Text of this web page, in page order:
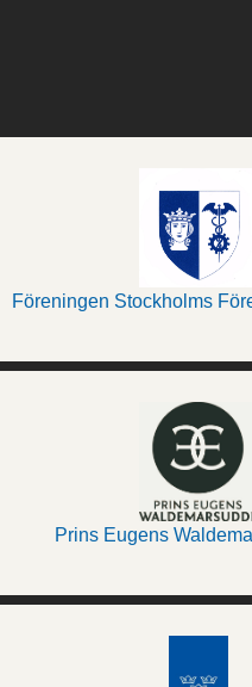
Föreningen Stockholms
Prins Eugens